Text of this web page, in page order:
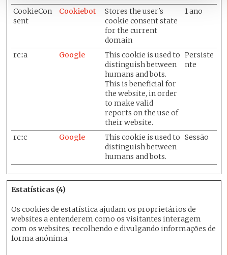
CookieCon
sent
Cookiebot
Stores the user's
cookie consent state
for the current
domain
1 ano
rc::a Google
This cookie is used to
distinguish between
humans and bots.
This is beneficial for
the website, in order
to make valid
reports on the use of
their website.
Persiste
nte
rc::c Google
This cookie is used to
distinguish between
humans and bots.
Sessão
Estatísticas (4)
Os cookies de estatística ajudam os proprietários de
websites a entenderem como os visitantes interagem
com os websites, recolhendo e divulgando informações de
forma anónima.